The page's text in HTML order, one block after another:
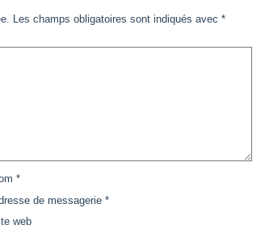
Les champs obligatoires sont indiqués avec *
*
de messagerie *
web